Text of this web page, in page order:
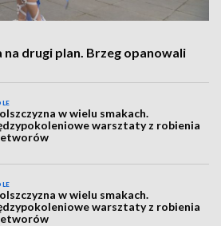
na drugi plan. Brzeg opanowali
w wielu smakach.
warsztaty z robienia
w wielu smakach.
warsztaty z robienia